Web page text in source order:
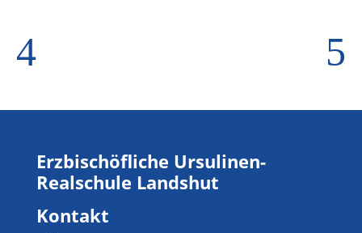
4 5
Erzbischöfliche Ursulinen-
Realschule Landshut
Kontakt